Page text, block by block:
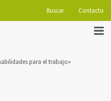
Buscar Contacto
para el trabajo